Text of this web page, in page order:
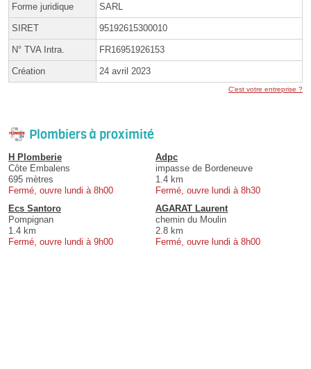
Forme juridique SARL
SIRET 95192615300010
N° TVA Intra. FR16951926153
Création 24 avril 2023
C'est votre entreprise ?
Plombiers à proximité
H Plomberie
Côte Embalens
695 mètres
Fermé, ouvre lundi à 8h00
Adpc
impasse de Bordeneuve
1.4 km
Fermé, ouvre lundi à 8h30
Ecs Santoro
Pompignan
1.4 km
Fermé, ouvre lundi à 9h00
AGARAT Laurent
chemin du Moulin
2.8 km
Fermé, ouvre lundi à 8h00